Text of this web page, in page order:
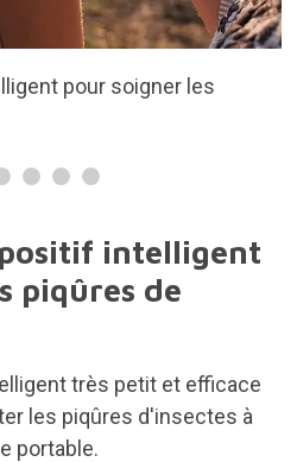
simple et efficace
intelligent
piqûres de
très petit et efficace
les piqûres d'insectes à
portable.